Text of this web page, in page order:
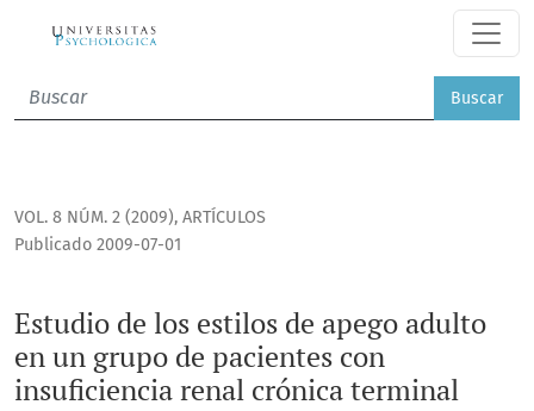
Estudio de los estilos de apego adulto en un grupo de
Buscar
VOL. 8 NÚM. 2 (2009), ARTÍCULOS
Estudio de los estilos de apego adulto
en un grupo de pacientes con
insuficiencia renal crónica terminal
Publicado 2009-07-01